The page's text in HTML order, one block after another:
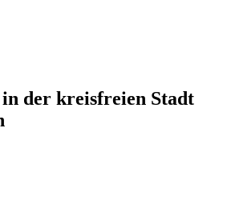
der kreisfreien Stadt